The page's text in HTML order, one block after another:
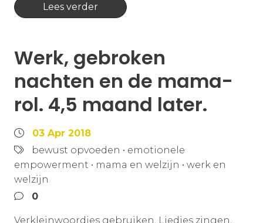
Lees verder
Werk, gebroken
nachten en de mama-
rol. 4,5 maand later.
03 Apr 2018
bewust opvoeden • emotionele
empowerment • mama en welzijn • werk en
welzijn
0
Verkleinwoordjes gebruiken. Liedjes zingen.